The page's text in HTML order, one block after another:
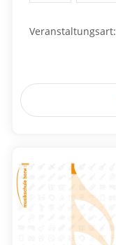
Veranstaltungsart: